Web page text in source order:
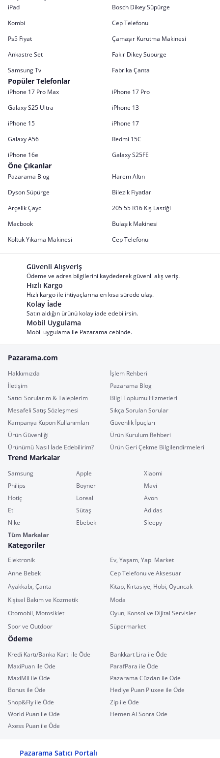
iPad
Bosch Dikey Süpürge
Kombi
Cep Telefonu
Ps5 Fiyat
Çamaşır Kurutma Makinesi
Ankastre Set
Fakir Dikey Süpürge
Samsung Tv
Fabrika Çanta
Popüler Telefonlar
iPhone 17 Pro Max
iPhone 17 Pro
Galaxy S25 Ultra
iPhone 13
iPhone 15
iPhone 17
Galaxy A56
Redmi 15C
iPhone 16e
Galaxy S25FE
Öne Çıkanlar
Pazarama Blog
Harem Altın
Dyson Süpürge
Bilezik Fiyatları
Arçelik Çaycı
205 55 R16 Kış Lastiği
Macbook
Bulaşık Makinesi
Koltuk Yıkama Makinesi
Cep Telefonu
Güvenli Alışveriş
Ödeme ve adres bilgilerini kaydederek güvenli alış veriş.
Hızlı Kargo
Hızlı kargo ile ihtiyaçlarına en kısa sürede ulaş.
Kolay İade
Satın aldığın ürünü kolay iade edebilirsin.
Mobil Uygulama
Mobil uygulama ile Pazarama cebinde.
Pazarama.com
Hakkımızda
İşlem Rehberi
İletişim
Pazarama Blog
Satıcı Sorularım & Taleplerim
Bilgi Toplumu Hizmetleri
Mesafeli Satış Sözleşmesi
Sıkça Sorulan Sorular
Kampanya Kupon Kullanımları
Güvenlik İpuçları
Ürün Güvenliği
Ürün Kurulum Rehberi
Ürünümü Nasıl İade Edebilirim?
Ürün Geri Çekme Bilgilendirmeleri
Trend Markalar
Samsung Apple
Xiaomi
Philips
Boyner
Mavi
Hotiç
Loreal
Avon
Eti
Sütaş
Adidas
Nike
Ebebek
Sleepy
Tüm Markalar
Kategoriler
Elektronik
Ev, Yaşam, Yapı Market
Anne Bebek
Cep Telefonu ve Aksesuar
Ayakkabı, Çanta
Kitap, Kırtasiye, Hobi, Oyuncak
Kişisel Bakım ve Kozmetik
Moda
Otomobil, Motosiklet
Oyun, Konsol ve Dijital Servisler
Spor ve Outdoor
Süpermarket
Ödeme
Kredi Kartı/Banka Kartı ile Öde
Bankkart Lira ile Öde
MaxiPuan ile Öde
ParafPara ile Öde
MaxiMil ile Öde
Pazarama Cüzdan ile Öde
Bonus ile Öde
Hediye Puan Pluxee ile Öde
Shop&Fly ile Öde
Zip ile Öde
World Puan ile Öde
Hemen Al Sonra Öde
Axess Puan ile Öde
Pazarama Satıcı Portalı